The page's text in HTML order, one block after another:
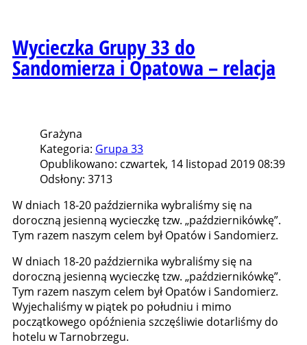
Wycieczka Grupy 33 do
Sandomierza i Opatowa – relacja
Grażyna
Kategoria: Grupa 33
Opublikowano: czwartek, 14 listopad 2019 08:39
Odsłony: 3713
W dniach 18-20 października wybraliśmy się na
doroczną jesienną wycieczkę tzw. „październikówkę”.
Tym razem naszym celem był Opatów i Sandomierz.
W dniach 18-20 października wybraliśmy się na
doroczną jesienną wycieczkę tzw. „październikówkę”.
Tym razem naszym celem był Opatów i Sandomierz.
Wyjechaliśmy w piątek po południu i mimo
początkowego opóźnienia szczęśliwie dotarliśmy do
hotelu w Tarnobrzegu.